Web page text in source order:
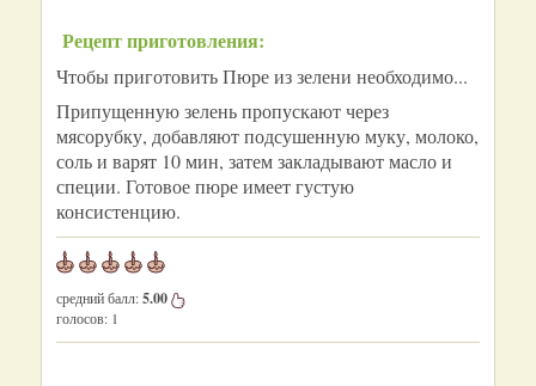
Рецепт приготовления:
Чтобы приготовить Пюре из зелени необходимо...
Припущенную зелень пропускают через
мясорубку, добавляют подсушенную муку, молоко,
соль и варят 10 мин, затем закладывают масло и
специи. Готовое пюре имеет густую
консистенцию.
средний балл:5.00
голосов: 1